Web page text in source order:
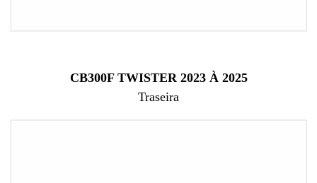
CB300F TWISTER 2023 À 2025
Traseira